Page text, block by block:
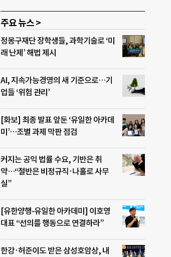
주요 뉴스 >
정몽구재단 장학생들, 과학기술로 ‘미
래 난제’ 해법 제시
AI, 지속가능경영의 새 기준으로…기
업들 ‘위험 관리’
[화보] 최종 발표 앞둔 ‘유일한 아카데
미’…조별 과제 막판 점검
커지는 공익 법률 수요, 기반은 취
약…“절반은 비정규직·나홀로 사무
실”
[유한양행-유일한 아카데미] 이호영
대표 “선의를 행동으로 연결하라”
한강·허준이도 받은 삼성호암상, 내